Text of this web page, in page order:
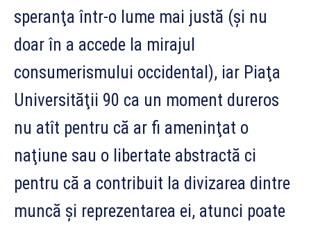
speranţa într-o lume mai justă (şi nu
doar în a accede la mirajul
consumerismului occidental), iar Piaţa
Universităţii 90 ca un moment dureros
nu atît pentru că ar fi ameninţat o
naţiune sau o libertate abstractă ci
pentru că a contribuit la divizarea dintre
muncă şi reprezentarea ei, atunci poate